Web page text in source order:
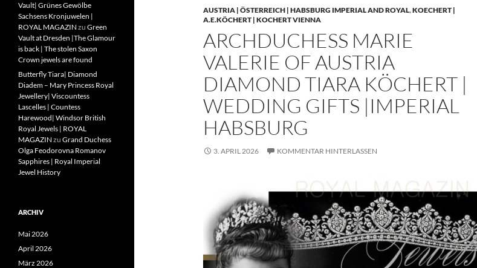
AUSTRIA | ÖSTERREICH | HABSBURG IMPERIAL AND ROYAL,KOECHERT |
A.E.KÖCHERT | KOCHERT VIENNA
ARCHDUCHESS MARIE
VALERIE OF AUSTRIA
DIAMOND TIARA KÖCHERT |
WEDDING GIFTS |IMPERIAL
HABSBURG
3. APRIL 2026 KOMMENTAR HINTERLASSEN
Vault| Grünes Gewölbe
Sachsens Kronjuwelen |
ROYAL MAGAZIN zu Green
Vault at Dresden |The Glamour
is back | The stolen Saxon
Crown jewels are found
Butterfly Tiara| Diamond
Diadem – Mary Princess Royal
Jewellery| Viscountess
Lascelles | Countess
Harewood| Windsor British
Royal Jewels | ROYAL
MAGAZIN zu Grand Duchess
Olga Feodorovna Romanov
Sapphires | Royal Imperial
Jewel History
ARCHIV
Mai 2026
April 2026
März 2026